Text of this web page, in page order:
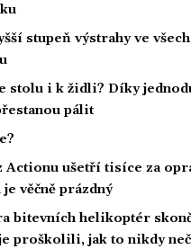
stupeň výstrahy ve
stolu i k židli? Díky
pálit
Actionu ušetří tisíce za
věčně prázdný
bitevních helikoptér
proškolili, jak to nikdy